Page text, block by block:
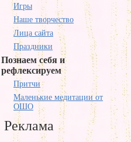
Игры
Наше творчество
Лица сайта
Праздники
Познаем себя и
рефлексируем
Притчи
Маленькие медитации от
ОШО
Реклама